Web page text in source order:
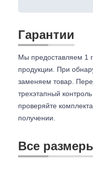
Гарантии
Мы предоставляем 1
продукции. При
заменяем товар.
трехэтапный
проверяйте
получении.
Все